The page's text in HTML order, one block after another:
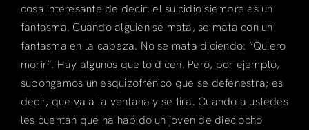
cosa interesante de decir: el suicidio siempre es un
fantasma. Cuando alguien se mata, se mata con un
fantasma en la cabeza. No se mata diciendo: “Quiero
morir”. Hay algunos que lo dicen. Pero, por ejemplo,
supongamos un esquizofrénico que se defenestra; es
decir, que va a la ventana y se tira. Cuando a ustedes
les cuentan que ha habido un joven de dieciocho